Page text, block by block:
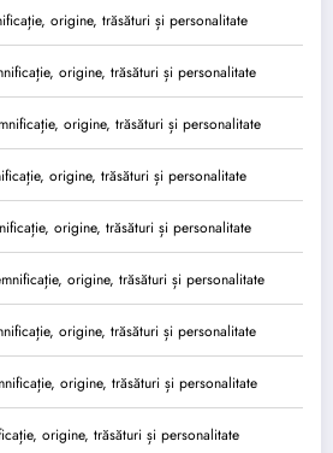
origine, trăsături și personalitate
origine, trăsături și personalitate
origine, trăsături și personalitate
origine, trăsături și personalitate
origine, trăsături și personalitate
origine, trăsături și personalitate
origine, trăsături și personalitate
origine, trăsături și personalitate
origine, trăsături și personalitate